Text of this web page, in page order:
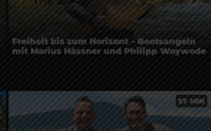
Freiheit bis zum Horizont – Bootsangeln
mit Marius Hässner und Philipp Woywode
57 MIN